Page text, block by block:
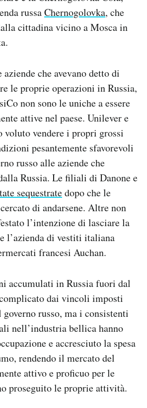
russaChernogolovka, che
cittadina vicino a Mosca in
che avevano detto di
le proprie operazioni in Russia,
non sono le uniche a essere
attive nel paese. Unilever e
voluto vendere i propri grossi
pesantemente sfavorevoli
russo alle aziende che
Russia. Le filiali di Danone e
sequestratedopo che le
di andarsene. Altre non
l’intenzione di lasciare la
l’azienda di vestiti italiana
francesi Auchan.
accumulati in Russia fuori dal
dai vincoli imposti
governo russo, ma i consistenti
nell’industria bellica hanno
e accresciuto la spesa
rendendo il mercato del
attivo e proficuo per le
proseguito le proprie attività.